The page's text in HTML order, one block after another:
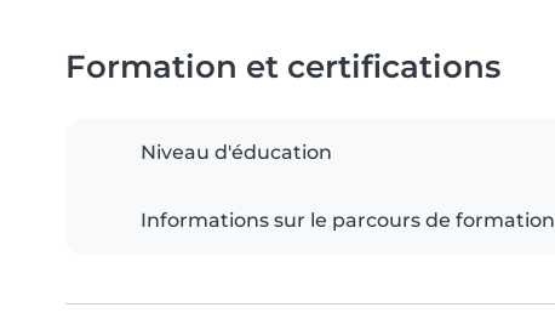
Formation et certifications
Niveau d'éducation
Informations sur le parcours de formation